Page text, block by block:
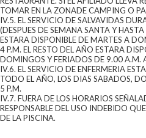
TOMAR EN LA ZONADE CAMPING O
IV.5. EL SERVICIO DE SALVAVIDAS
(DESPUES DE SEMANA SANTA Y
ESTARA DISPONIBLE DE MARTES A
4 P.M. EL RESTO DEL AÑO ESTARA
DOMINGOS Y FERIADOS DE 9.00 A.M.
IV.6. EL SERVICIO DE ENFERMERIA
TODO EL AÑO, LOS DIAS SABADOS,
5 P.M.
IV.7. FUERA DE LOS HORARIOS
RESPONSABLE DEL USO INDEBIDO
DE LA PISCINA.